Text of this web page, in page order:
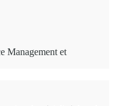
Management et